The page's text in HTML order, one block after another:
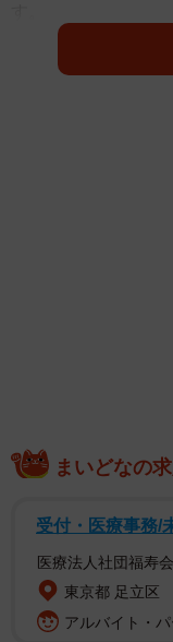
阪神・淡路大震災
まいどなの
受付・医療事務/
医療法人社団福寿
東京都 足立区
アルバイト・